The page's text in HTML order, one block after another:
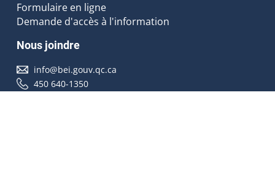
Formulaire en ligne
Demande d'accès à l'information
Nous joindre
info@bei.gouv.qc.ca
450 640-1350